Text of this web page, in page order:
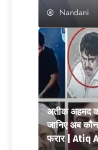
Nandani
अतीक अहमद
जानिए अब
फरार | Atiq